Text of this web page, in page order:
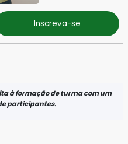
Inscreva-se
à formação de turma com um
participantes.